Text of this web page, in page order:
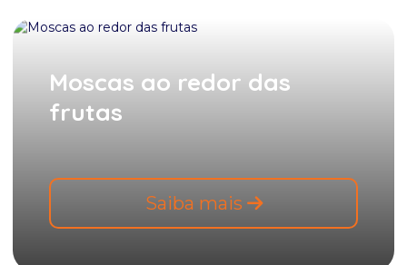
Controle de Pombos
Cupins podem ser bem perigosos. Entenda o porquê:
Moscas ao redor das
frutas
Saiba mais